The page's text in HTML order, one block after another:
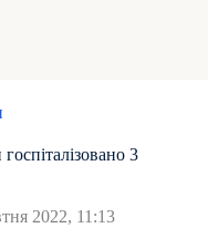
3
2022, 11:13